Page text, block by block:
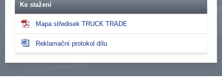
Ke stažení
Mapa středisek TRUCK TRADE
Reklamační protokol dílu